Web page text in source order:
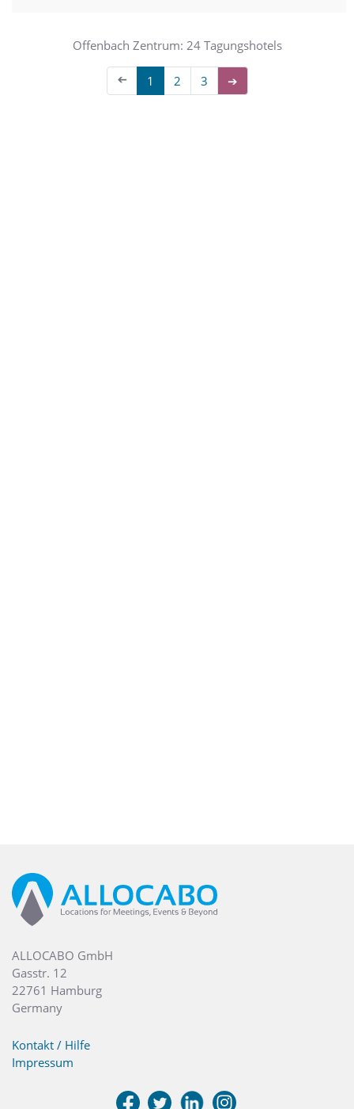
Offenbach Zentrum: 24 Tagungshotels
➔ 1 2 3 ➔
ALLOCABO GmbH
Gasstr. 12
22761 Hamburg
Germany
Kontakt / Hilfe
Impressum